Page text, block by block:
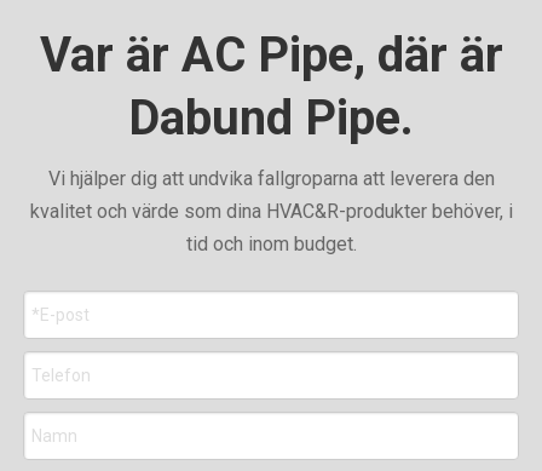
Var är AC Pipe, där är
Dabund Pipe.
Vi hjälper dig att undvika fallgroparna att leverera den
kvalitet och värde som dina HVAC&R-produkter behöver, i
tid och inom budget.